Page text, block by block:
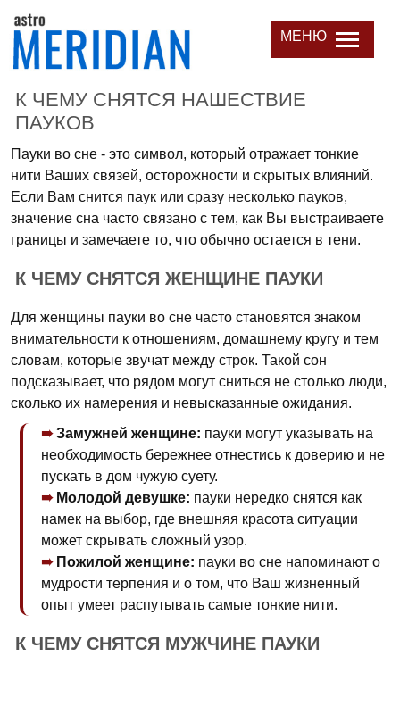
МЕНЮ
К ЧЕМУ СНЯТСЯ НАШЕСТВИЕ
ПАУКОВ
Пауки во сне - это символ, который отражает тонкие
нити Ваших связей, осторожности и скрытых влияний.
Если Вам снится паук или сразу несколько пауков,
значение сна часто связано с тем, как Вы выстраиваете
границы и замечаете то, что обычно остается в тени.
К ЧЕМУ СНЯТСЯ ЖЕНЩИНЕ ПАУКИ
Для женщины пауки во сне часто становятся знаком
внимательности к отношениям, домашнему кругу и тем
словам, которые звучат между строк. Такой сон
подсказывает, что рядом могут сниться не столько люди,
сколько их намерения и невысказанные ожидания.
Замужней женщине: пауки могут указывать на
необходимость бережнее отнестись к доверию и не
пускать в дом чужую суету.
Молодой девушке: пауки нередко снятся как
намек на выбор, где внешняя красота ситуации
может скрывать сложный узор.
Пожилой женщине: пауки во сне напоминают о
мудрости терпения и о том, что Ваш жизненный
опыт умеет распутывать самые тонкие нити.
К ЧЕМУ СНЯТСЯ МУЖЧИНЕ ПАУКИ